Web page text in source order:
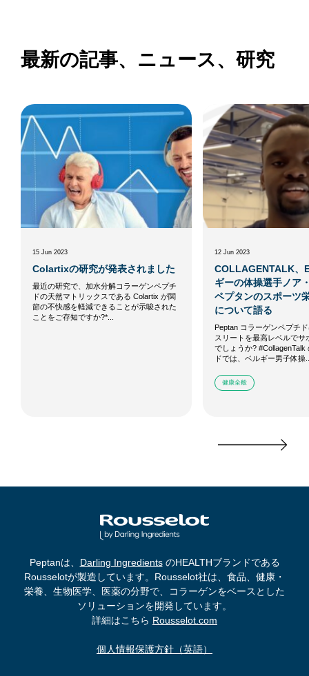
最新の記事、ニュース、研究
15 Jun 2023
Colartixの研究が発表されました
最近の研究で、加水分解コラーゲンペプチ
ドの天然マトリックスである Colartix が関
節の不快感を軽減できることが示唆された
ことをご存知ですか?*...
12 Jun 2023
COLLAGENTALK、
ギーの体操選手ノア
ペプタンのスポーツ
について語る
Peptan コラーゲンペプチ
スリートを最高レベルでサ
でしょうか? #CollagenTalk
ドでは、ベルギー男子体操
健康全般
Peptanは、 Darling IngredientsのHEALTHブランドである
Rousselotが製造しています。Rousselot社は、食品、健康・
栄養、生物医学、医薬の分野で、コラーゲンをベースとした
ソリューションを開発しています。
詳細はこちら Rousselot.com
個人情報保護方針（英語）